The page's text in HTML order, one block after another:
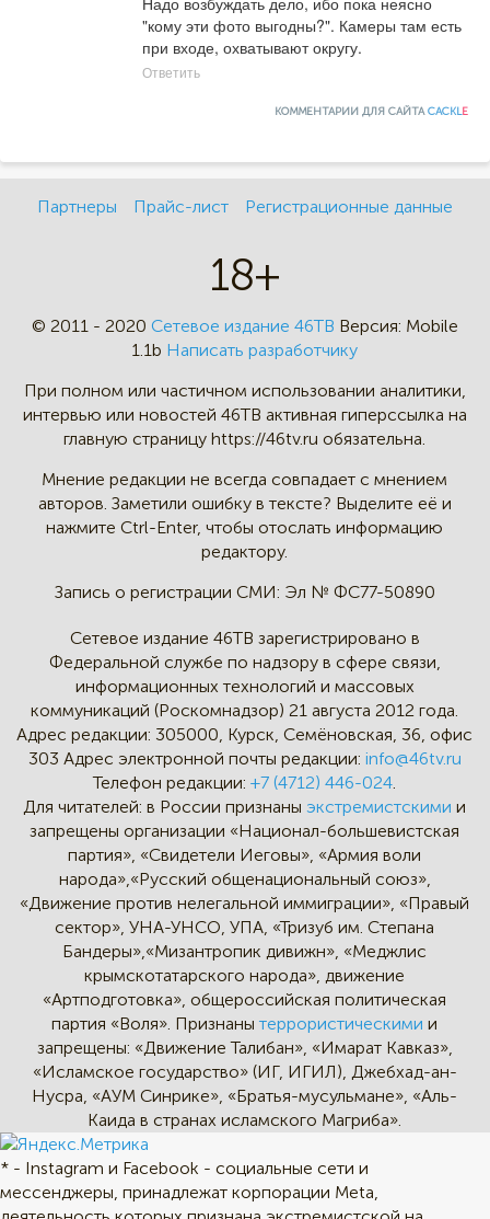
"кому эти фото выгодны?". Камеры там есть
при входе, охватывают округу.
Ответить
КОММЕНТАРИИ ДЛЯ САЙТАCACKLE
Партнеры Прайс-лист Регистрационные данные
18+
© 2011 - 2020 Сетевое издание 46ТВ Версия: Mobile
1.1b Написать разработчику
При полном или частичном использовании аналитики,
интервью или новостей 46TB активная гиперссылка на
главную страницу https://46tv.ru обязательна.
Мнение редакции не всегда совпадает с мнением
авторов. Заметили ошибку в тексте? Выделите её и
нажмите Ctrl-Enter, чтобы отослать информацию
редактору.
Запись о регистрации СМИ: Эл № ФС77-50890
Сетевое издание 46ТВ зарегистрировано в
Федеральной службе по надзору в сфере связи,
информационных технологий и массовых
коммуникаций (Роскомнадзор) 21 августа 2012 года.
Адрес редакции: 305000, Курск, Семёновская, 36, офис
303 Адрес электронной почты редакции: info@46tv.ru
Телефон редакции: +7 (4712) 446-024.
Для читателей: в России признаныэкстремистскими и
запрещены организации «Национал-большевистская
партия», «Свидетели Иеговы», «Армия воли
народа»,«Русский общенациональный союз»,
«Движение против нелегальной иммиграции», «Правый
сектор», УНА-УНСО, УПА, «Тризуб им. Степана
Бандеры»,«Мизантропик дивижн», «Меджлис
крымскотатарского народа», движение
«Артподготовка», общероссийская политическая
партия «Воля». Признанытеррористическими и
запрещены: «Движение Талибан», «Имарат Кавказ»,
«Исламское государство» (ИГ, ИГИЛ), Джебхад-ан-
Нусра, «АУМ Синрике», «Братья-мусульмане», «Аль-
Каида в странах исламского Магриба».
* - Instagram и Facebook - социальные сети и
мессенджеры, принадлежат корпорации Meta,